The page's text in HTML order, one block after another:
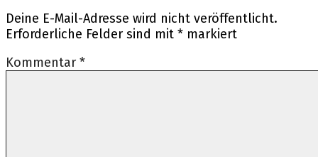
Deine E-Mail-Adresse wird nicht veröffentlicht.
Erforderliche Felder sind mit * markiert
Kommentar *